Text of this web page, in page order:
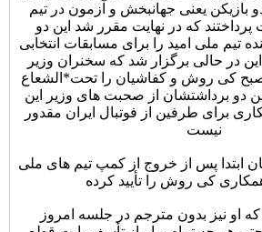
بازیکن یعنی جهانبخش و آزمون در تیم
پرداختند که در نهایت مقرر شد این دو
تیم ملی امید را برای مسابقات انتخابی
این در حالی برگزار شد که سخنران وزیر
کی روش و کفاشیان را تحت*الشعاع
دو برداشتشان از صحبت های وزیر این
برای طرفین از فوتبال ایران مقدور
نیست
ابتدا پس از خروج از کمپ تیم های ملی
کی روش را تأیید کرده
نیز بدون مترجم در جلسه امروز